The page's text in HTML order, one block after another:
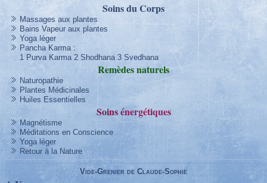
Soins du Corps
Massages aux plantes
Bains Vapeur aux plantes
Yoga léger
Pancha Karma:
1 Purva Karma 2 Shodhana 3 Svedhana
Remèdesnaturels
Naturopathie
Plantes Médicinales
Huiles Essentielles
Soinsénergétiques
Magnétisme
Méditations en Conscience
Yoga léger
Retour à la Nature
Vide-Grenier de Claude-Sophie